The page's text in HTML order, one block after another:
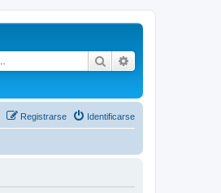
Buscar
Identificarse
Registrarse